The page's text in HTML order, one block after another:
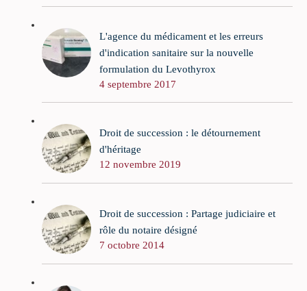
L'agence du médicament et les erreurs
d'indication sanitaire sur la nouvelle
formulation du Levothyrox
4 septembre 2017
Droit de succession : le détournement
d'héritage
12 novembre 2019
Droit de succession : Partage judiciaire et
rôle du notaire désigné
7 octobre 2014